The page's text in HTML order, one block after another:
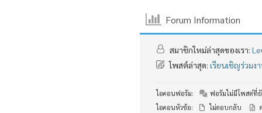
Forum Information
สมาชิกใหม่ล่าสุดของเรา:
โพสต์ล่าสุด: เรียนเชิญร่วม
ไอคอนฟอรัม:
ฟอรัมไม่มีโพสต์ที่ยั
ไอคอนหัวข้อ:
ไม่ตอบกลับ